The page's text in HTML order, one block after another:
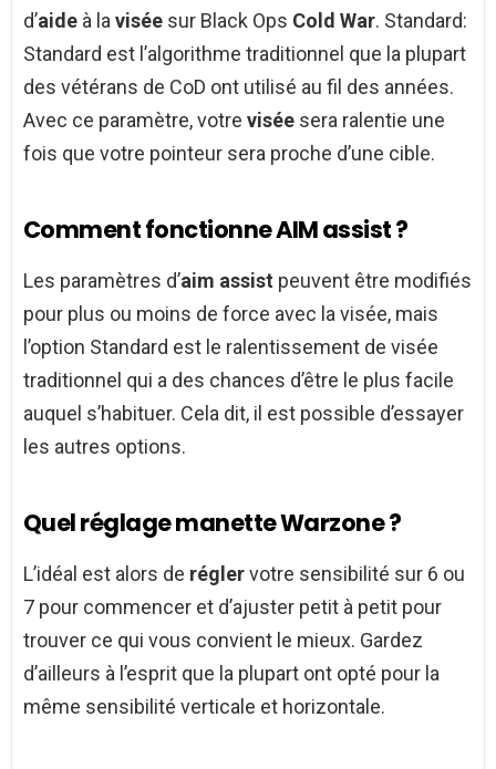
d’aide à la visée sur Black Ops Cold War. Standard:
Standard est l’algorithme traditionnel que la plupart
des vétérans de CoD ont utilisé au fil des années.
Avec ce paramètre, votre visée sera ralentie une
fois que votre pointeur sera proche d’une cible.
Comment fonctionne AIM assist ?
Les paramètres d’aim assist peuvent être modifiés
pour plus ou moins de force avec la visée, mais
l’option Standard est le ralentissement de visée
traditionnel qui a des chances d’être le plus facile
auquel s’habituer. Cela dit, il est possible d’essayer
les autres options.
Quel réglage manette Warzone ?
L’idéal est alors de réglervotre sensibilité sur 6 ou
7 pour commencer et d’ajuster petit à petit pour
trouver ce qui vous convient le mieux. Gardez
d’ailleurs à l’esprit que la plupart ont opté pour la
même sensibilité verticale et horizontale.